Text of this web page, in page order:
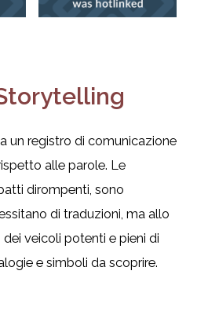
un registro di comunicazione
alle parole. Le
dirompenti, sono
di traduzioni, ma allo
veicoli potenti e pieni di
e simboli da scoprire.